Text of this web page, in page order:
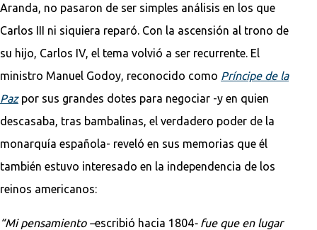
Aranda, no pasaron de ser simples análisis en los que
Carlos III ni siquiera reparó. Con la ascensión al trono de
su hijo, Carlos IV, el tema volvió a ser recurrente. El
ministro Manuel Godoy, reconocido como Príncipe de la
Pazpor sus grandes dotes para negociar -y en quien
descasaba, tras bambalinas, el verdadero poder de la
monarquía española- reveló en sus memorias que él
también estuvo interesado en la independencia de los
reinos americanos:
“Mi pensamiento –escribió hacia 1804- fue que en lugar